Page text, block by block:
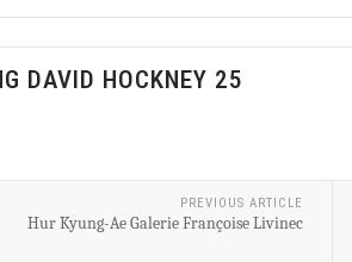
DAVID HOCKNEY 25
PREVIOUS ARTICLE
Hur Kyung-Ae Galerie Françoise Livinec